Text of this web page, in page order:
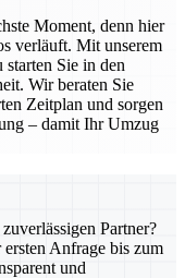
Moment, denn hier
verläuft. Mit unserem
Sie in den
Wir beraten Sie
Zeitplan und sorgen
– damit Ihr Umzug
Partner?
Anfrage bis zum
und